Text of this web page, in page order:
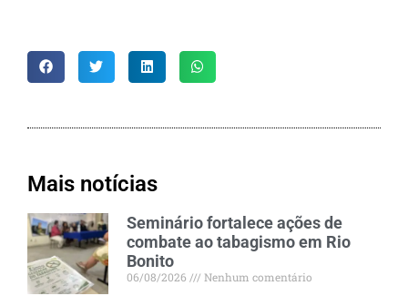
Mais notícias
Seminário fortalece ações de
combate ao tabagismo em Rio
Bonito
06/08/2026
Nenhum comentário